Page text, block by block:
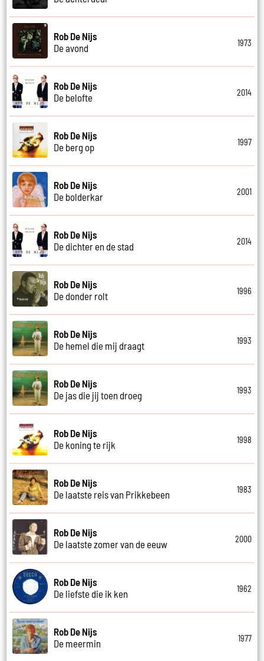
Rob De Nijs
De avond
1973
Rob De Nijs
De belofte
2014
Rob De Nijs
De berg op
1997
Rob De Nijs
De bolderkar
2001
Rob De Nijs
De dichter en de stad
2014
Rob De Nijs
De donder rolt
1996
Rob De Nijs
De hemel die mij draagt
1993
Rob De Nijs
De jas die jij toen droeg
1993
Rob De Nijs
De koning te rijk
1998
Rob De Nijs
De laatste reis van Prikkebeen
1983
Rob De Nijs
De laatste zomer van de eeuw
2000
Rob De Nijs
De liefste die ik ken
1962
Rob De Nijs
De meermin
1977